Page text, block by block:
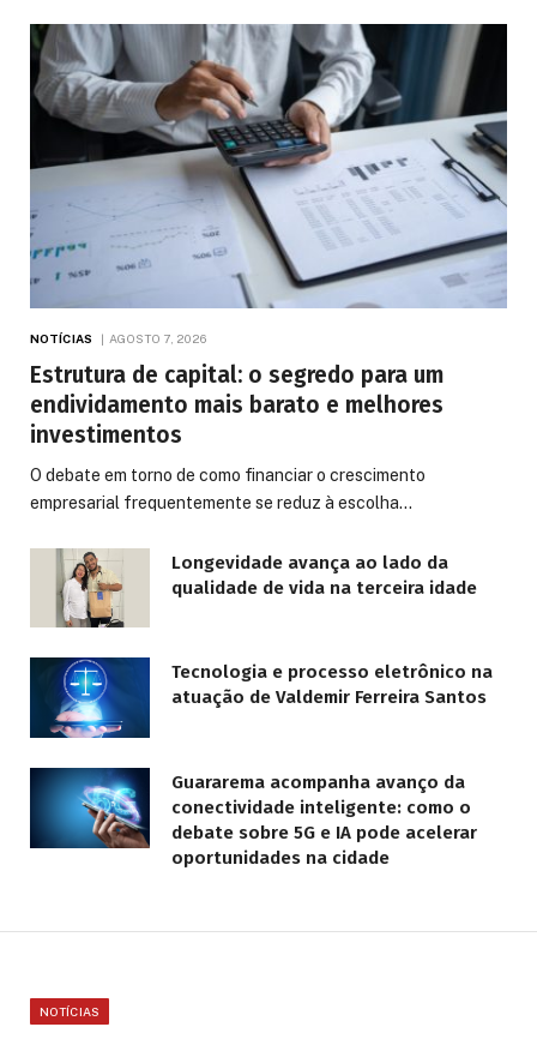
NOTÍCIAS AGOSTO 7, 2026
Estrutura de capital: o segredo para um
endividamento mais barato e melhores
investimentos
O debate em torno de como financiar o crescimento
empresarial frequentemente se reduz à escolha…
Longevidade avança ao lado da
qualidade de vida na terceira idade
Tecnologia e processo eletrônico na
atuação de Valdemir Ferreira Santos
Guararema acompanha avanço da
conectividade inteligente: como o
debate sobre 5G e IA pode acelerar
oportunidades na cidade
NOTÍCIAS